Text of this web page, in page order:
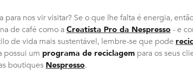
para nos vir visitar? Se o que lhe falta é energia,
de café como a Creatista Pro da Nespresso- e
de vida mais sustentável, lembre-se que pode
possui um programa de reciclagem para os seus
boutiques Nespresso.